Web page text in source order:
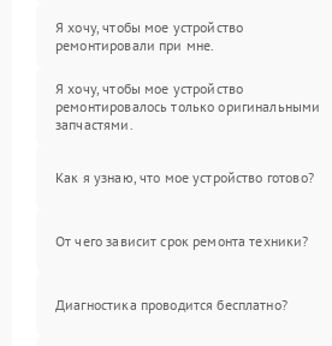
Я хочу, чтобы мое устройство
ремонтировали при мне.
Я хочу, чтобы мое устройство
ремонтировалось только оригинальными
запчастями.
Как я узнаю, что мое устройство готово?
От чего зависит срок ремонта техники?
Диагностика проводится бесплатно?